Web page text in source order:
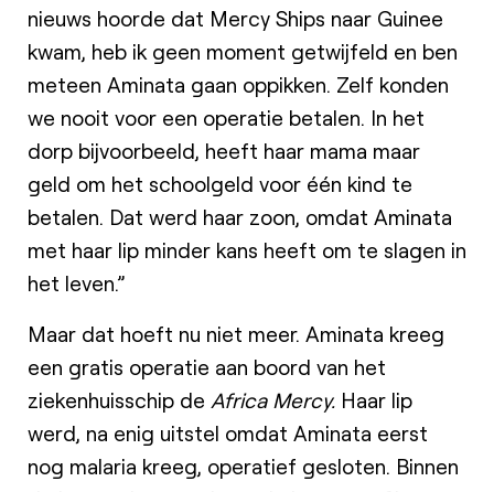
nieuws hoorde dat Mercy Ships naar Guinee
kwam, heb ik geen moment getwijfeld en ben
meteen Aminata gaan oppikken. Zelf konden
we nooit voor een operatie betalen. In het
dorp bijvoorbeeld, heeft haar mama maar
geld om het schoolgeld voor één kind te
betalen. Dat werd haar zoon, omdat Aminata
met haar lip minder kans heeft om te slagen in
het leven.”
Maar dat hoeft nu niet meer. Aminata kreeg
een gratis operatie aan boord van het
ziekenhuisschip de Africa Mercy. Haar lip
werd, na enig uitstel omdat Aminata eerst
nog malaria kreeg, operatief gesloten. Binnen